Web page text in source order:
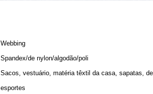
Webbing
Spandex/de nylon/algodão/poli
Sacos, vestuário, matéria têxtil da casa, sapatas,
esportes